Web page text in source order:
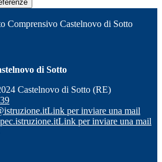
Comprensivo Castelnovo di Sotto
di Sotto
Castelnovo di Sotto (RE)
Link per inviare una mail
Link per inviare una mail